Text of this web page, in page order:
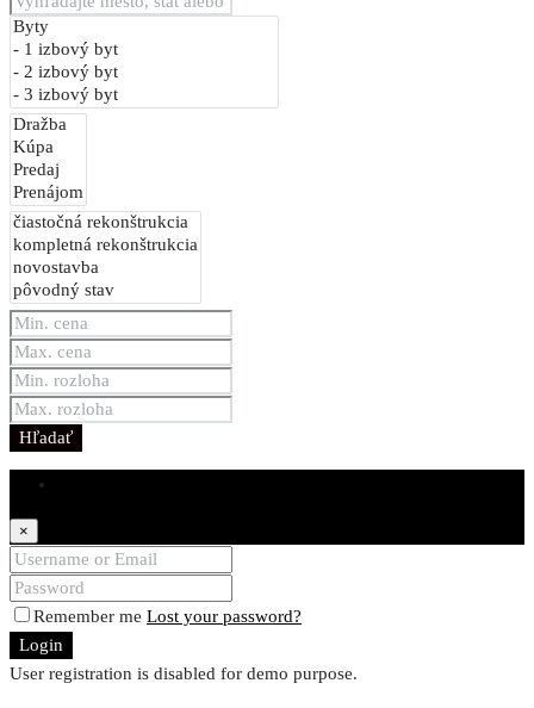
Hľadať
×
Remember me Lost your password?
Login
User registration is disabled for demo purpose.